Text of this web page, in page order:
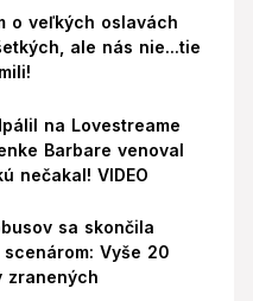
o veľkých oslavách
ale nás nie...tie
na Lovestreame
Barbare venoval
nečakal! VIDEO
sa skončila
Vyše 20
zranených